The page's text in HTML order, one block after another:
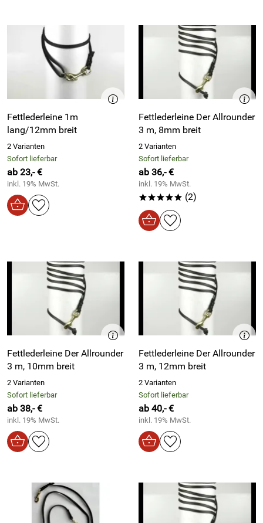
Fettlederleine 1m
lang/12mm breit
2 Varianten
Sofort lieferbar
ab 23,- €
inkl. 19% MwSt.
Fettlederleine Der Allrounder
3 m, 8mm breit
2 Varianten
Sofort lieferbar
ab 36,- €
inkl. 19% MwSt.
***** (2)
Fettlederleine Der Allrounder
3 m, 10mm breit
2 Varianten
Sofort lieferbar
ab 38,- €
inkl. 19% MwSt.
Fettlederleine Der Allrounder
3 m, 12mm breit
2 Varianten
Sofort lieferbar
ab 40,- €
inkl. 19% MwSt.